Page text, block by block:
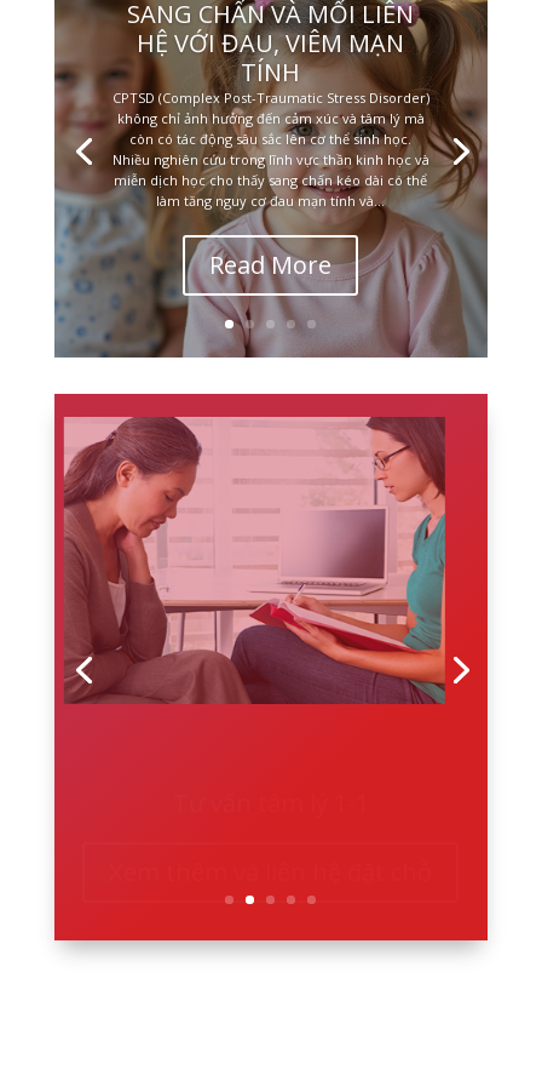
SANG CHẤN VÀ MỐI LIÊN
HỆ VỚI ĐAU, VIÊM MẠN
TÍNH
CPTSD (Complex Post-Traumatic Stress Disorder)
không chỉ ảnh hưởng đến cảm xúc và tâm lý mà
còn có tác động sâu sắc lên cơ thể sinh học.
Nhiều nghiên cứu trong lĩnh vực thần kinh học và
miễn dịch học cho thấy sang chấn kéo dài có thể
làm tăng nguy cơ đau mạn tính và...
Read More